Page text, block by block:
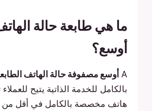
ما هي طابعة حالة
أوسع؟
A أوسع مصفوفة حالة الهاتف
بالكامل للخدمة الذاتية يتيح
هاتف مخصصة بالكامل في أقل من